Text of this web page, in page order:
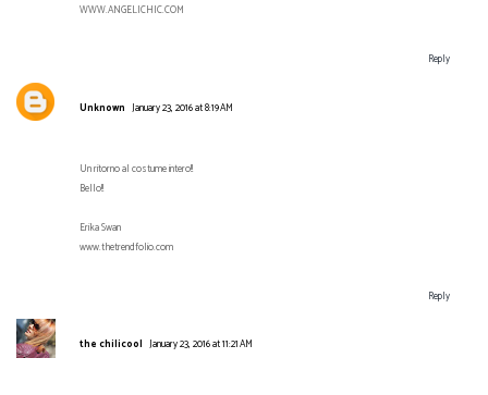
WWW.ANGELICHIC.COM
Reply
Unknown January 23, 2016 at 8:19 AM
Un ritorno al costume intero!!
Bello!!
Erika Swan
www.thetrendfolio.com
Reply
the chilicool January 23, 2016 at 11:21 AM